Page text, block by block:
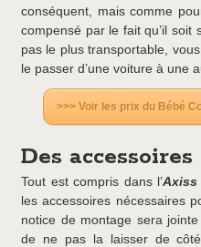
conséquent, mais comme
compensé par le fait qu’il soit
pas le plus transportable,
le passer d’une voiture à une
>>> Voir les prix du Bébé
Des
Tout est compris dans l’Axiss
les accessoires nécessaires
notice de montage sera
de ne pas la laisser de